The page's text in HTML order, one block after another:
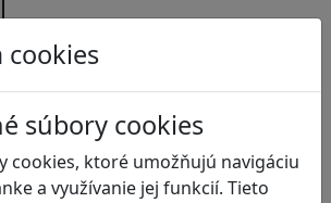
cookies
súbory cookies
cookies, ktoré umožňujú navigáciu
a využívanie jej funkcií. Tieto